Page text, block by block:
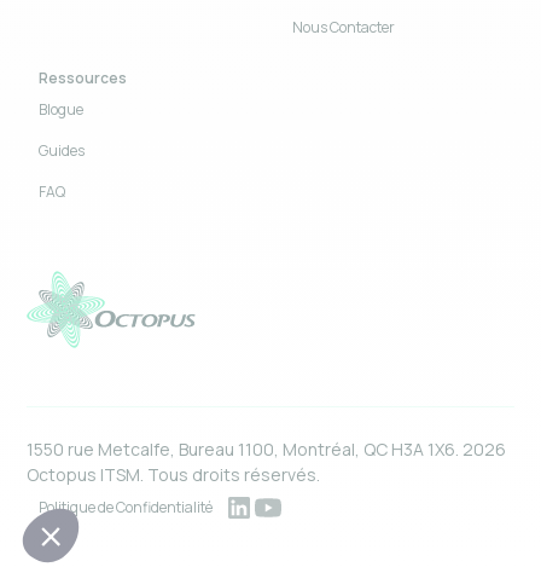
Nous Contacter
Ressources
Blogue
Guides
FAQ
1550 rue Metcalfe, Bureau 1100, Montréal, QC H3A 1X6. 2026
Octopus ITSM. Tous droits réservés.
Politique de Confidentialité